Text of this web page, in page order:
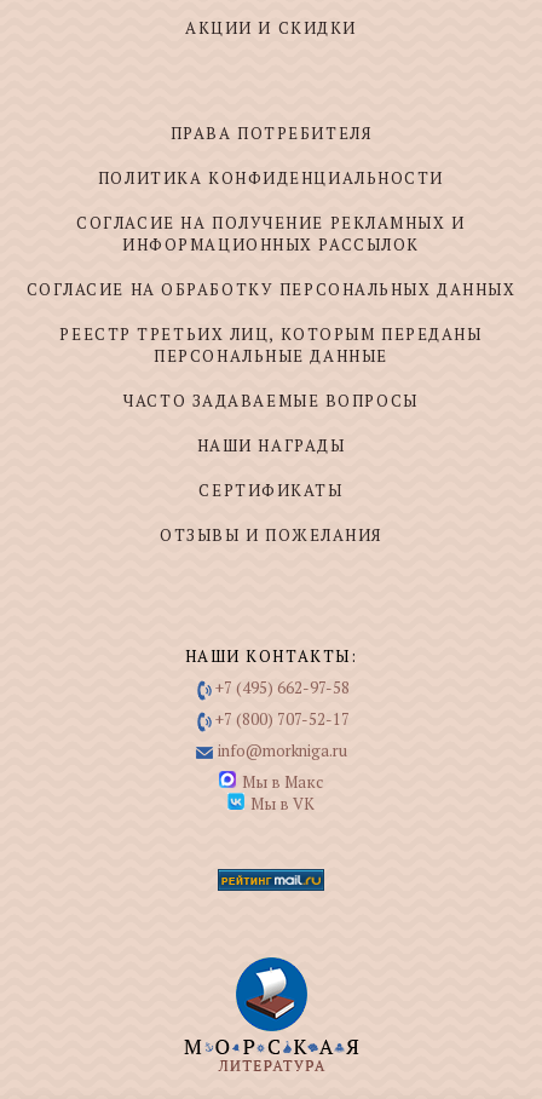
АКЦИИ И СКИДКИ
ПРАВА ПОТРЕБИТЕЛЯ
ПОЛИТИКА КОНФИДЕНЦИАЛЬНОСТИ
СОГЛАСИЕ НА ПОЛУЧЕНИЕ РЕКЛАМНЫХ И
ИНФОРМАЦИОННЫХ РАССЫЛОК
СОГЛАСИЕ НА ОБРАБОТКУ ПЕРСОНАЛЬНЫХ ДАННЫХ
РЕЕСТР ТРЕТЬИХ ЛИЦ, КОТОРЫМ ПЕРЕДАНЫ
ПЕРСОНАЛЬНЫЕ ДАННЫЕ
ЧАСТО ЗАДАВАЕМЫЕ ВОПРОСЫ
НАШИ НАГРАДЫ
СЕРТИФИКАТЫ
ОТЗЫВЫ И ПОЖЕЛАНИЯ
НАШИ КОНТАКТЫ:
+7 (495) 662-97-58
+7 (800) 707-52-17
info@morkniga.ru
Мы в Макс
Мы в VK